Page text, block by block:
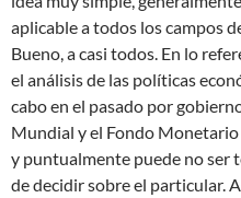
aplicable a todos los campos
Bueno, a casi todos. En lo
el análisis de las políticas
cabo en el pasado por
Mundial y el Fondo
y puntualmente puede no ser
de decidir sobre el particular.